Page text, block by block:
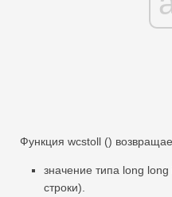
Функция wcstoll ()
значение типа long
строки).